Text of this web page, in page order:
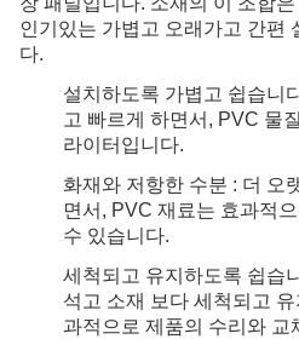
인기있는 가볍고 오래가고 간편
다.
설치하도록 가볍고 쉽습니
고 빠르게 하면서, PVC 물
라이터입니다.
화재와 저항한 수분 : 더 오
면서, PVC 재료는 효과적
수 있습니다.
세척되고 유지하도록 쉽습
석고 소재 보다 세척되고
과적으로 제품의 수리와